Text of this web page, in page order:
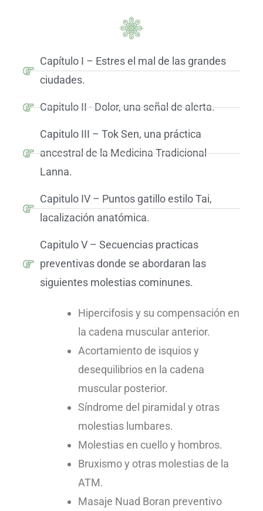
Capítulo I – Estres el mal de las grandes
ciudades.
Capitulo II - Dolor, una señal de alerta.
Capitulo III – Tok Sen, una práctica
ancestral de la Medicina Tradicional
Lanna.
Capitulo IV – Puntos gatillo estilo Tai,
lacalización anatómica.
Capitulo V – Secuencias practicas
preventivas donde se abordaran las
siguientes molestias cominunes.
Hipercifosis y su compensación en
la cadena muscular anterior.
Acortamiento de isquios y
desequilibrios en la cadena
muscular posterior.
Síndrome del piramidal y otras
molestias lumbares.
Molestias en cuello y hombros.
Bruxismo y otras molestias de la
ATM.
Masaje Nuad Boran preventivo